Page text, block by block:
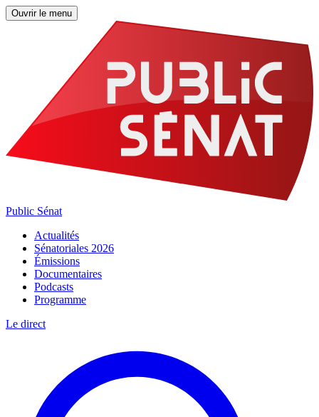
Ouvrir le menu
Public Sénat
Actualités
Sénatoriales 2026
Émissions
Documentaires
Podcasts
Programme
Le direct